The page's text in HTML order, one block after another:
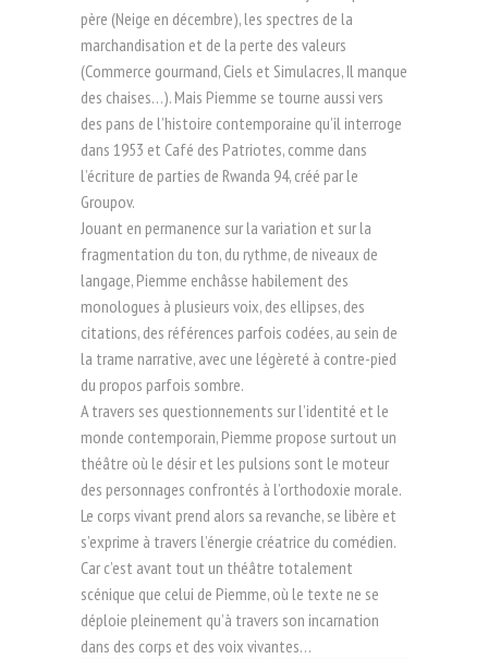
père (Neige en décembre), les spectres de la
marchandisation et de la perte des valeurs
(Commerce gourmand, Ciels et Simulacres, Il manque
des chaises…). Mais Piemme se tourne aussi vers
des pans de l’histoire contemporaine qu’il interroge
dans 1953 et Café des Patriotes, comme dans
l’écriture de parties de Rwanda 94, créé par le
Groupov.
Jouant en permanence sur la variation et sur la
fragmentation du ton, du rythme, de niveaux de
langage, Piemme enchâsse habilement des
monologues à plusieurs voix, des ellipses, des
citations, des références parfois codées, au sein de
la trame narrative, avec une légèreté à contre-pied
du propos parfois sombre.
A travers ses questionnements sur l’identité et le
monde contemporain, Piemme propose surtout un
théâtre où le désir et les pulsions sont le moteur
des personnages confrontés à l’orthodoxie morale.
Le corps vivant prend alors sa revanche, se libère et
s’exprime à travers l’énergie créatrice du comédien.
Car c’est avant tout un théâtre totalement
scénique que celui de Piemme, où le texte ne se
déploie pleinement qu’à travers son incarnation
dans des corps et des voix vivantes…